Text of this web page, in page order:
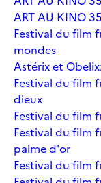
ART AU KINO
Festival du film
mondes
Astérix et
Festival du film
dieux
Festival du film
Festival du film
palme d'or
Festival du film